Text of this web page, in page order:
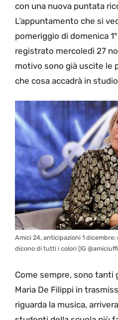
con una nuova puntata
L’appuntamento che si
pomeriggio di domenica
registrato mercoledì 27
motivo sono già uscite le
che cosa accadrà in
Amici 24, anticipazioni 1
dicono di tutti i colori (IG
Come sempre, sono tanti
Maria De Filippi in
riguarda la musica,